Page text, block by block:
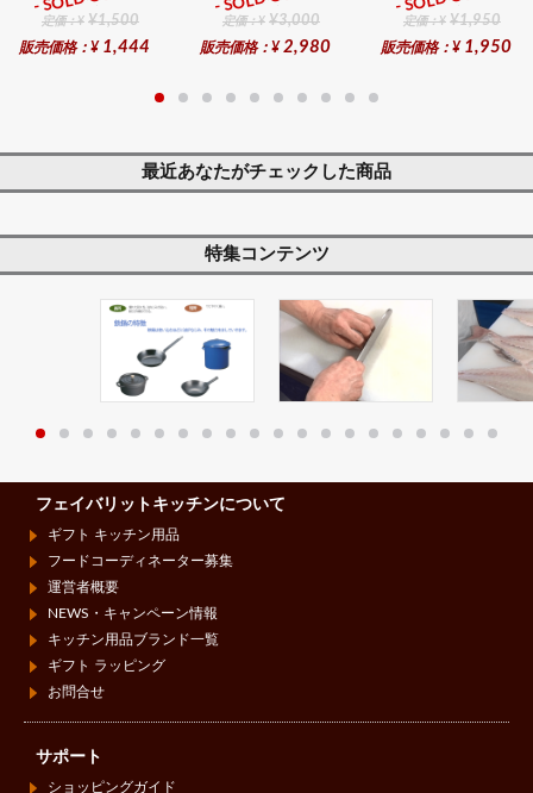
定価：¥ ¥1,500
販売価格：¥ 1,444
定価：¥ ¥3,000
販売価格：¥ 2,980
定価：¥ ¥1,950
販売価格：¥ 1,950
最近あなたがチェックした商品
特集コンテンツ
フェイバリットキッチンについて
ギフト キッチン用品
フードコーディネーター募集
運営者概要
NEWS・キャンペーン情報
キッチン用品ブランド一覧
ギフト ラッピング
お問合せ
サポート
ショッピングガイド